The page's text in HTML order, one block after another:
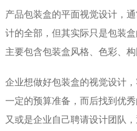
产品包装盒的平面视觉设计，
计的全部，但其实际只是包装
主要包含包装盒风格、色彩、
企业想做好包装盒的视觉设计
一定的预算准备，而后找到优
又或是企业自己聘请设计团队